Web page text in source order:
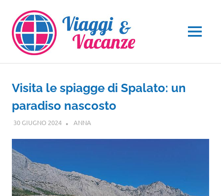
contenuto
MENU
Visita le spiagge di Spalato: un
paradiso nascosto
30 GIUGNO 2024 ANNA